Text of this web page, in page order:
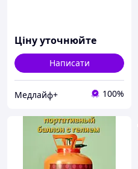
Ціну уточнюйте
Написати
Медлайф+ 100%